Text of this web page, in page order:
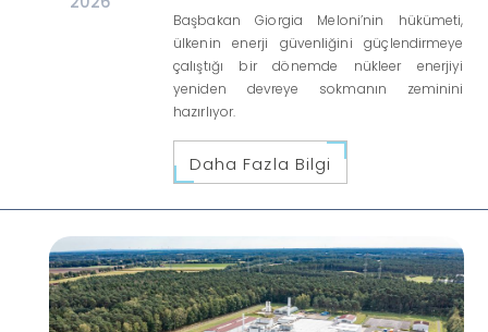
Başbakan Giorgia Meloni’nin hükümeti,
ülkenin enerji güvenliğini güçlendirmeye
çalıştığı bir dönemde nükleer enerjiyi
yeniden devreye sokmanın zeminini
hazırlıyor.
Daha Fazla Bilgi